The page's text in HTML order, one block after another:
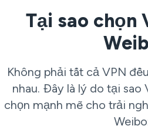
Tại sao chọn
Không phải tất cả VPN
nhau. Đây là lý do tại sao
chọn mạnh mẽ cho trải